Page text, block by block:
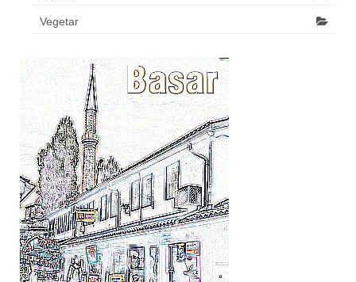
Vegetar